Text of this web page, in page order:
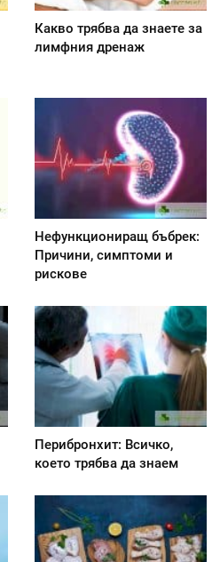
Какво трябва да знаете за
лимфния дренаж
Нефункциониращ бъбрек:
Причини, симптоми и
рискове
Перибронхит: Всичко,
което трябва да знаем